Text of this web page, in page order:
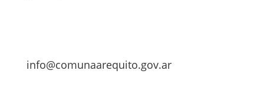
info@comunaarequito.gov.ar